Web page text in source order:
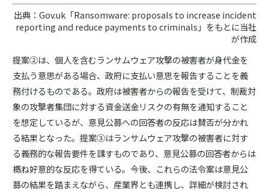
出典：Gov.uk「Ransomware: proposals to increase incident
reporting and reduce payments to criminals」をもとに当社
が作成
提案②は、個人を含むランサムウェア攻撃の被害者が身代金を
支払う意思がある場合、政府に支払い意思を報告することを義
務付けるものである。政府は被害者からの報告を受けて、制裁対
象の攻撃者集団に対する資金送金リスクの有無を通知すること
を想定しているが、意見公募への回答者の反応は賛否が分かれ
る結果となった。提案③はランサムウェア攻撃の被害者に対す
る義務的な報告要件を課すものであり、意見公募の回答者からは
概ね好意的な反応を得ている。今後、これらの法令案は意見公
募の結果を踏まえながら、産業界とも連携し、詳細が検討され